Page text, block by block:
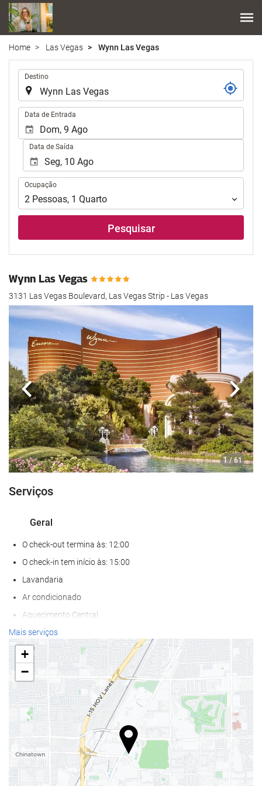
Home Las Vegas Wynn Las Vegas
Destino
Data de Entrada
Data de Saída
Ocupação
Ocupação
2 Pessoas, 1 Quarto
Pesquisar
Wynn Las Vegas
3131 Las Vegas Boulevard, Las Vegas Strip - Las Vegas
1 / 61
Anterior
Serviços
Geral
O check-out termina às: 12:00
O check-in tem início às: 15:00
Lavandaria
Ar condicionado
Aquecimento Central
Elevador
Apenas para adultos
Acesso def. motores
Salas para não-fumadores
Zona de fumadores
Não admite animais
Bem-estar
Bar de piscina
Mais serviços
+
−